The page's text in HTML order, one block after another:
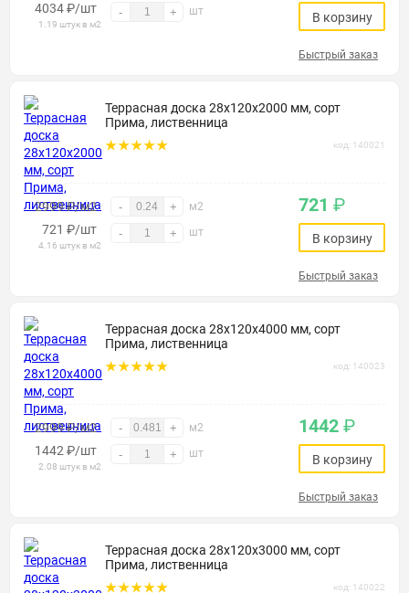
4034₽/шт
1.19 штук в м2
- + шт В корзину
Быстрый заказ
Террасная доска 28х120х2000 мм, сорт
Прима, лиственница
код: 140021
2999 ₽/м2 - + м2
721 ₽/шт
4.16 штук в м2
- + шт
721 ₽
В корзину
Быстрый заказ
Террасная доска 28х120х4000 мм, сорт
Прима, лиственница
код: 140023
2999 ₽/м2 - + м2
1442 ₽/шт
2.08 штук в м2
- + шт
1442 ₽
В корзину
Быстрый заказ
Террасная доска 28х120х3000 мм, сорт
Прима, лиственница
код: 140022